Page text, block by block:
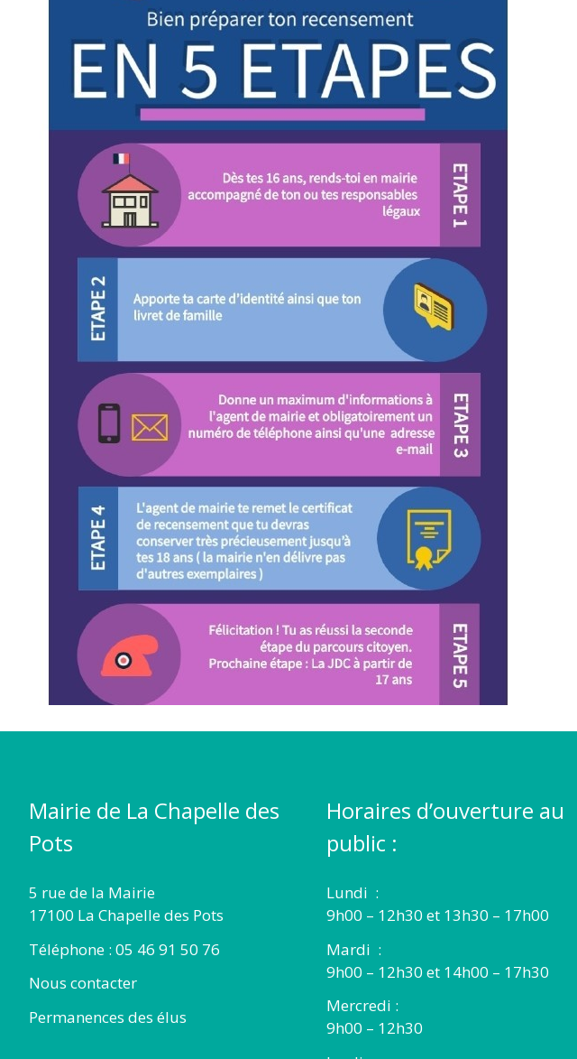
Mairie de La Chapelle des
Pots
5 rue de la Mairie
17100 La Chapelle des Pots
Téléphone : 05 46 91 50 76
Nous contacter
Permanences des élus
Horaires d’ouverture au
public :
Lundi :
9h00 – 12h30 et 13h30 – 17h00
Mardi :
9h00 – 12h30 et 14h00 – 17h30
Mercredi :
9h00 – 12h30